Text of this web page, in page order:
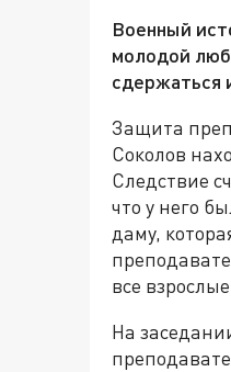
Военный
молодой
сдержаться
Защита
Соколов
Следствие
что у него
даму,
все
На